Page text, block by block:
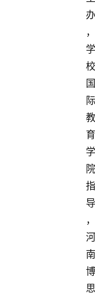
办
，
学
校
国
际
教
育
学
院
指
导
，
河
南
博
思